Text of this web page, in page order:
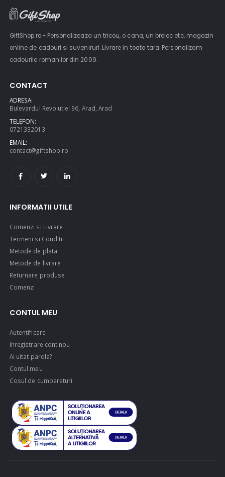
GiftShop.ro - Personalizeaza un tricou, o cana, un breloc etc. magazin
online de cadouri si suveniruri. Livrare in toata tara. Personalizam
cadourile romanilor din 2009.
CONTACT
ADRESA:
Bulevardul Revolutiei 96, Arad, Arad
TELEFON:
0721332013
EMAIL:
contact@giftshop.ro
INFORMATII UTILE
Comenzi si Livrare
Termeni si Conditii
Metode de plata
Metode de livrare
Returnare produse
Comenzi
CONTUL MEU
Autentificare
Inregistrare cont nou
Ai uitat parola?
Contul meu
Cosul de cumparaturi